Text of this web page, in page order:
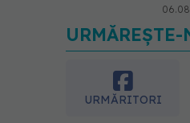
vs
URMĂRITORI